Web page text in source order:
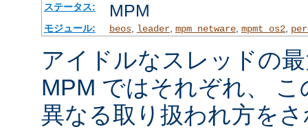
ステータス: MPM
モジュール: beos, leader, mpm_netware, mpmt_os2,
アイドルなスレッドの
MPM ではそれぞれ、
異なる取り扱われ方を